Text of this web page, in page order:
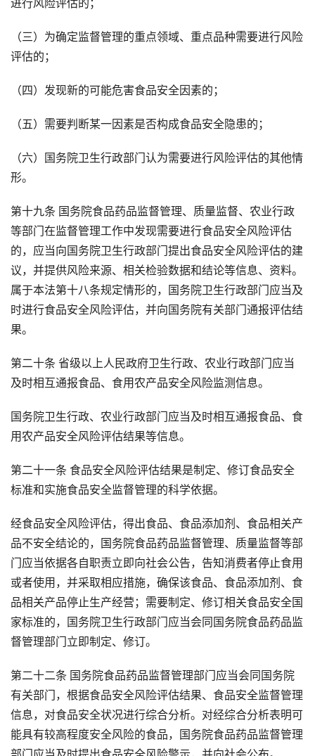
进行风险评估的；
（三）为确定监督管理的重点领域、重点品种需要进行风险
评估的；
（四）发现新的可能危害食品安全因素的；
（五）需要判断某一因素是否构成食品安全隐患的；
（六）国务院卫生行政部门认为需要进行风险评估的其他情
形。
第十九条 国务院食品药品监督管理、质量监督、农业行政
等部门在监督管理工作中发现需要进行食品安全风险评估
的，应当向国务院卫生行政部门提出食品安全风险评估的建
议，并提供风险来源、相关检验数据和结论等信息、资料。
属于本法第十八条规定情形的，国务院卫生行政部门应当及
时进行食品安全风险评估，并向国务院有关部门通报评估结
果。
第二十条 省级以上人民政府卫生行政、农业行政部门应当
及时相互通报食品、食用农产品安全风险监测信息。
国务院卫生行政、农业行政部门应当及时相互通报食品、食
用农产品安全风险评估结果等信息。
第二十一条 食品安全风险评估结果是制定、修订食品安全
标准和实施食品安全监督管理的科学依据。
经食品安全风险评估，得出食品、食品添加剂、食品相关产
品不安全结论的，国务院食品药品监督管理、质量监督等部
门应当依据各自职责立即向社会公告，告知消费者停止食用
或者使用，并采取相应措施，确保该食品、食品添加剂、食
品相关产品停止生产经营；需要制定、修订相关食品安全国
家标准的，国务院卫生行政部门应当会同国务院食品药品监
督管理部门立即制定、修订。
第二十二条 国务院食品药品监督管理部门应当会同国务院
有关部门，根据食品安全风险评估结果、食品安全监督管理
信息，对食品安全状况进行综合分析。对经综合分析表明可
能具有较高程度安全风险的食品，国务院食品药品监督管理